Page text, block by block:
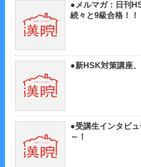
●メルマガ：日刊
続々と9級合格！！
●新HSK対策講座
●受講生インタビ
～！